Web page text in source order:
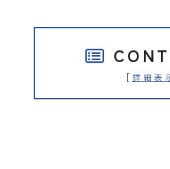
[ 詳細表